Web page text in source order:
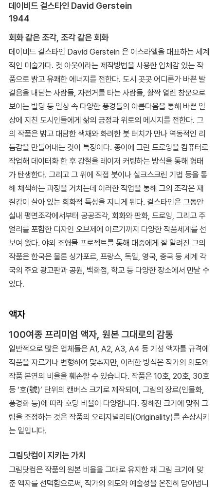
데이비드 걸스타인 David Gerstein
1944
회화 같은 조각, 조각 같은 회화
데이비드 걸스타인 David Gerstein 은 이스라엘을 대표하는 세계
적인 미술가다. 컷 아웃이라는 제작방법을 사용한 입체감 있는 작
품으로 밝고 유쾌한 에너지를 전한다. 도시 곳곳 어디론가 바쁜 발
걸음을 내딛는 사람들, 자전거를 타는 사람들, 활짝 열린 창문으로
보이는 빌딩 등 일상 속 다양한 풍경들의 아름다움을 통해 바쁜 일
상에 지친 도시인들에게 삶의 긍정과 위로의 메시지를 전한다. 그
의 작품은 밝고 대담한 색채와 화려한 붓 터치가 만나 역동적인 리
듬감을 만들어내는 것이 특징이다. 종이에 그린 드로잉을 컴퓨터로
작업해 데이터화 한 후 강철을 레이저 커팅하는 방식을 통해 형태
가 탄생한다. 그리고 그 위에 직접 붓이나 실크스크린 기법 등을 통
해 채색하는 과정을 거치는데 이러한 작업을 통해 그의 조각은 재
질감이 살아 있는 회화적 특성을 지니게 된다. 걸스타인은 그동안
실내 평면조각에서부터 공공조각, 회화와 판화, 드로잉, 그리고 주
얼리를 포함한 디자인 오브제에 이르기까지 다양한 작품세계를 선
보여 왔다. 야외 조형물 프로젝트를 통해 대중에게 잘 알려진 그의
작품은 한국은 물론 싱가포르, 프랑스, 독일, 영국, 중국 등 세계 각
국의 주요 광고판과 공원, 백화점, 학교 등 다양한 장소에서 만날 수
있다.
액자
100여종 프리미엄 액자, 원본 그대로의 감동
일반적으로 많은 업체들은 A1, A2, A3, A4 등 기성 액자틀 규격에
작품을 자르거나 변형하여 맞추지만, 이러한 방식은 작가의 의도와
작품 본연의 비율을 훼손할 수 있습니다. 작품은 10호, 20호, 30호
등 ‘호(號)’ 단위의 캔버스 크기로 제작되며, 그림의 장르(인물화,
풍경화 등)에 따라 호당 비율이 다양합니다. 정해진 크기에 맞춰 그
림을 조정하는 것은 작품의 오리지널리티(Originality)를 손상시키
는 일입니다.
그림닷컴이 지키는 가치
그림닷컴은 작품의 원본 비율을 그대로 유지한 채 그림 크기에 맞
춘 액자를 선택함으로써, 작가의 의도와 예술성을 온전히 담아냅니